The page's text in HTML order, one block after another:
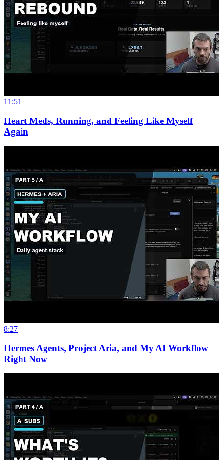
11:51
Heart Meds, Running, and Feeling Like Myself
Again
8:27
Hermes Agents, Project Aria, and My AI Workflow
Right Now